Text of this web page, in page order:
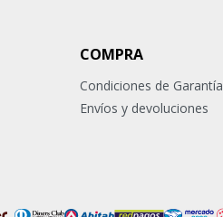
COMPRA
Condiciones de Garantía
Envíos y devoluciones